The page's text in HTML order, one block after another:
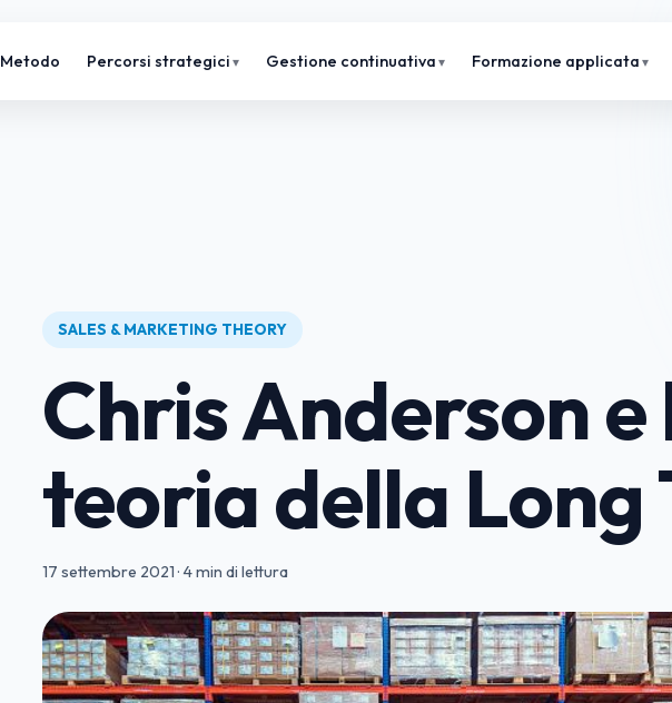
Metodo Percorsi strategici Gestione continuativa Formazione applicata
SALES & MARKETING THEORY
Chris Anderson e
teoria della Long
17 settembre 2021 · 4 min di lettura